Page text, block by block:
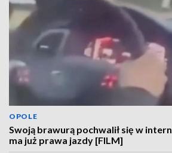
OPOLE
Swoją brawurą pochwalił się w
ma już prawa jazdy [FILM]